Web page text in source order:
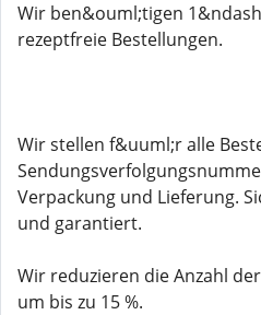
Wir ben&ouml;tigen
rezeptfreie Bestellungen.
Wir stellen f&uuml;r alle
Verpackung und Lieferung.
und garantiert.
Wir reduzieren die Anzahl
um bis zu 15 %.